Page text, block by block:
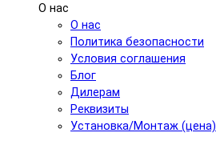
О нас
О нас
Политика безопасности
Условия соглашения
Блог
Дилерам
Реквизиты
Установка/Монтаж (цена)